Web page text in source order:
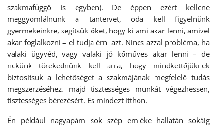
szakmafüggő is egyben). De éppen ezért kellene
meggyomlálnunk a tantervet, oda kell figyelnünk
gyermekeinkre, segítsük őket, hogy ki ami akar lenni, amivel
akar foglalkozni – el tudja érni azt. Nincs azzal probléma, ha
valaki ügyvéd, vagy valaki jó kőműves akar lenni – de
nekünk törekednünk kell arra, hogy mindkettőjüknek
biztosítsuk a lehetőséget a szakmájának megfelelő tudás
megszerzéséhez, majd tisztességes munkát végezhessen,
tisztességes bérezésért. És mindezt itthon.
Én például nagyapám sok szép emléke hallatán sokáig